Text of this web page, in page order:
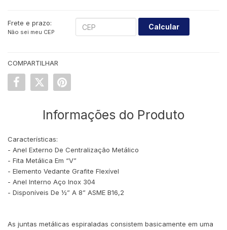
Frete e prazo:
Não sei meu CEP
Calcular
COMPARTILHAR
Informações do Produto
Características:
- Anel Externo De Centralização Metálico
- Fita Metálica Em “V”
- Elemento Vedante Grafite Flexível
- Anel Interno Aço Inox 304
- Disponíveis De ½” A 8” ASME B16,2
As juntas metálicas espiraladas consistem basicamente em uma